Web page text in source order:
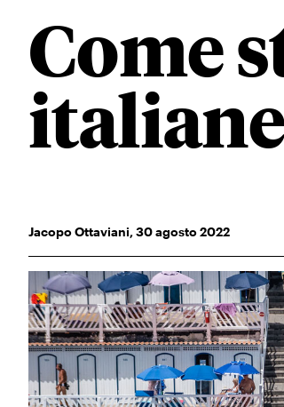
Come
italiane
Jacopo Ottaviani,30agosto 2022